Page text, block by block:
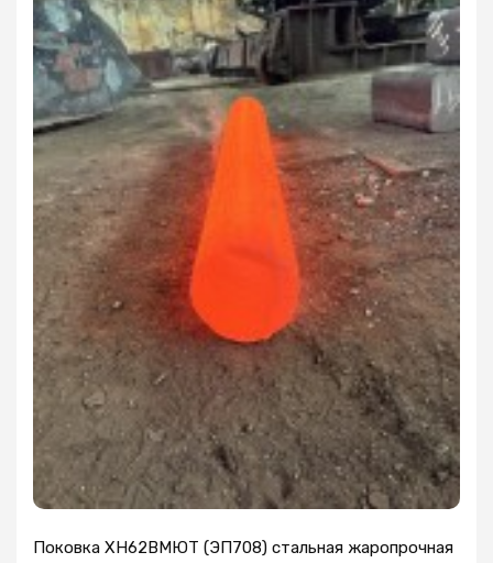
Поковка ХН62ВМЮТ (ЭП708) стальная жаропрочная